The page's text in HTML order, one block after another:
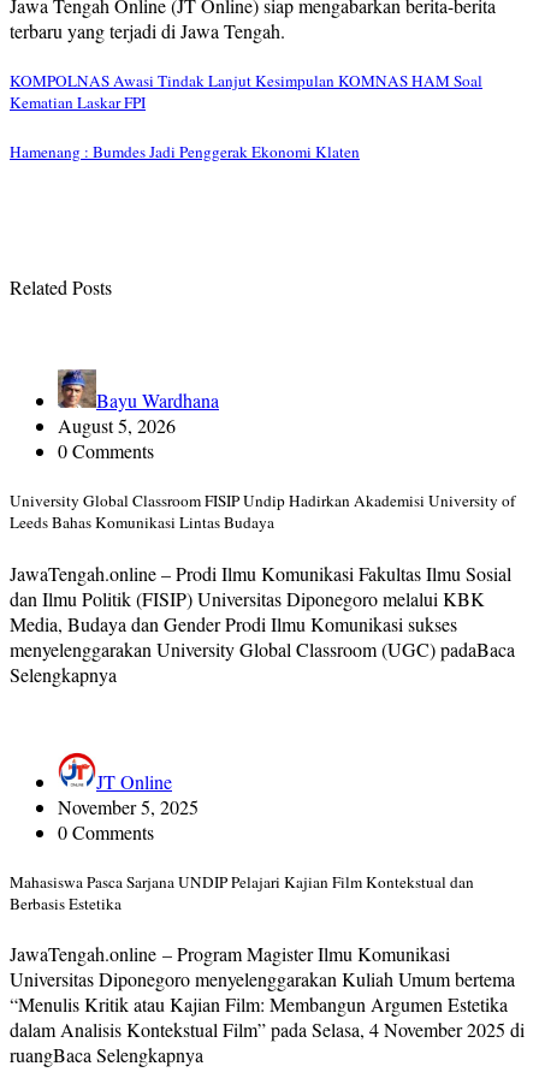
Jawa Tengah Online (JT Online) siap mengabarkan berita-berita
terbaru yang terjadi di Jawa Tengah.
Post
KOMPOLNAS Awasi Tindak Lanjut Kesimpulan KOMNAS HAM Soal
Kematian Laskar FPI
Hamenang : Bumdes Jadi Penggerak Ekonomi Klaten
Related Posts
Bayu Wardhana
August 5, 2026
0 Comments
University Global Classroom FISIP Undip Hadirkan Akademisi University of
Leeds Bahas Komunikasi Lintas Budaya
JawaTengah.online – Prodi Ilmu Komunikasi Fakultas Ilmu Sosial
dan Ilmu Politik (FISIP) Universitas Diponegoro melalui KBK
Media, Budaya dan Gender Prodi Ilmu Komunikasi sukses
menyelenggarakan University Global Classroom (UGC) padaBaca
Selengkapnya
JT Online
November 5, 2025
0 Comments
Mahasiswa Pasca Sarjana UNDIP Pelajari Kajian Film Kontekstual dan
Berbasis Estetika
JawaTengah.online – Program Magister Ilmu Komunikasi
Universitas Diponegoro menyelenggarakan Kuliah Umum bertema
“Menulis Kritik atau Kajian Film: Membangun Argumen Estetika
dalam Analisis Kontekstual Film” pada Selasa, 4 November 2025 di
ruangBaca Selengkapnya